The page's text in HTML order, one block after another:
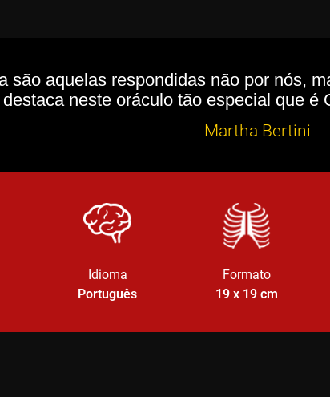
são aquelas respondidas não por nós,
destaca neste oráculo tão especial que é
Martha Bertini
Idioma
Português
Formato
19 x 19 cm